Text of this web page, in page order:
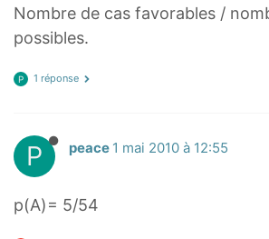
Nombre de cas favorables /
possibles.
P 1 réponse
P peace 1 mai 2010 à 12:55
p(A)= 5/54